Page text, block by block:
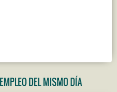
DEL MISMO DÍA